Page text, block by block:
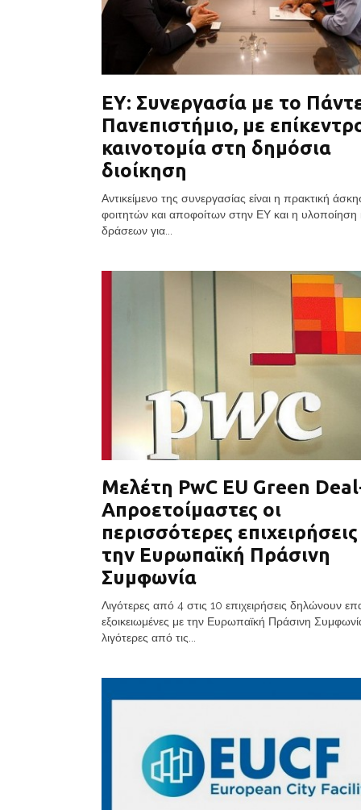
ΕΥ: Συνεργασία με το
Πανεπιστήμιο, με
καινοτομία στη δημόσια
διοίκηση
Αντικείμενο της συνεργασίας είναι η πρακτική
φοιτητών και αποφοίτων στην ΕΥ και η υλοποίηση
δράσεων για...
Μελέτη PwC EU Green
Απροετοίμαστες οι
περισσότερες επιχειρήσεις
την Ευρωπαϊκή Πράσινη
Συμφωνία
Λιγότερες από 4 στις 10 επιχειρήσεις δηλώνουν
εξοικειωμένες με την Ευρωπαϊκή Πράσινη
λιγότερες από τις...